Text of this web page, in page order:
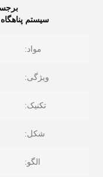
سیستم
مواد:
ویژگی:
تکنیک:
شکل:
الگو: